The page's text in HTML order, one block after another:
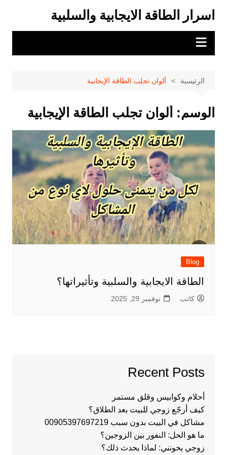
المحتوى
اسرار الطاقة الايجابية والسلبية
الرئيسية ألوان تجلب الطاقة الإيجابية
الوسم: ألوان تجلب الطاقة الإيجابية
Blog
الطاقة الايجابية والسلبية وتأثيراتها؟
كاتب نوفمبر 29, 2025
Recent Posts
أحلام وكوابيس وقلق مستمر
كيف أرجّع زوجي للبيت بعد الطلاق؟
مشاكل في البيت بدون سبب 00905397697219
ما هو الحل: النفور بين الزوجين؟
زوجي يخونني: لماذا يحدث ذلك؟